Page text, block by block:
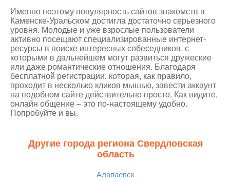
Именно поэтому популярность сайтов знакомств в
Каменске-Уральском достигла достаточно серьезного
уровня. Молодые и уже взрослые пользователи
активно посещают специализированные интернет-
ресурсы в поиске интересных собеседников, с
которыми в дальнейшем могут развиться дружеские
или даже романтические отношения. Благодаря
бесплатной регистрации, которая, как правило,
проходит в несколько кликов мышью, завести аккаунт
на подобном сайте действительно просто. Как видите,
онлайн общение – это по-настоящему удобно.
Попробуйте и вы.
Другие города региона Свердловская
область
Алапаевск